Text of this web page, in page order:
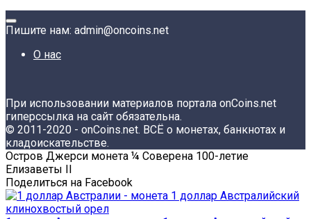
Пишите нам: admin@oncoins.net
О нас
При использовании материалов портала onCoins.net
гиперссылка на сайт обязательна.
© 2011-2020 - onCoins.net. ВСЁ о монетах, банкнотах и
кладоискательстве.
Остров Джерси монета ¼ Соверена 100-летие
Елизаветы II
Поделиться на Facebook